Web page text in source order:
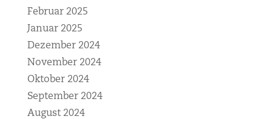
Februar 2025
Januar 2025
Dezember 2024
November 2024
Oktober 2024
September 2024
August 2024